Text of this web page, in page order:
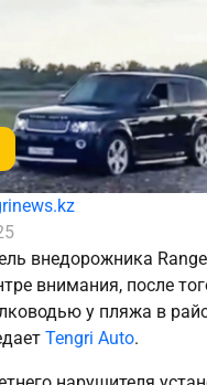
внедорожника
внимания, после
у пляжа в
Tengri Auto.